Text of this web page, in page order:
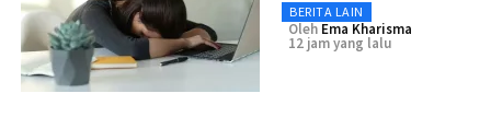
BERITA LAIN
Oleh Ema Kharisma
12 jam yang lalu